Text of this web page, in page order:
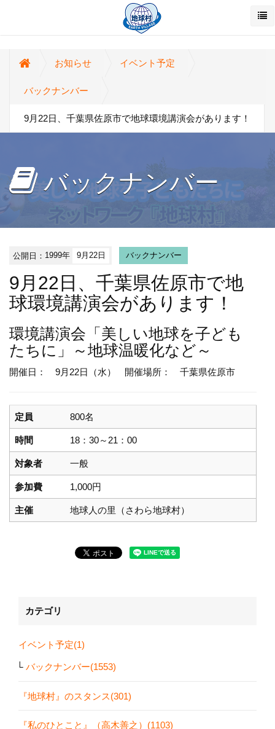
お知らせ イベント予定
バックナンバー
9月22日、千葉県佐原市で地球環境講演会があります！
バックナンバー
公開日： 1999年 9月22日 バックナンバー
9月22日、千葉県佐原市で地
球環境講演会があります！
環境講演会 「美しい地球を子ども
たちに」～地球温暖化など～
開催日： 9月22日（水） 開催場所： 千葉県佐原市
定員 800名
時間 18：30～21：00
対象者 一般
参加費 1,000円
主催 地球人の里（さわら地球村）
カテゴリ
イベント予定(1)
バックナンバー(1553)
『地球村』のスタンス(301)
『私のひとこと』（高木善之）(1103)